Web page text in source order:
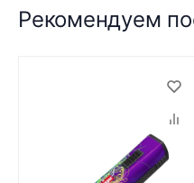
Рекомендуем